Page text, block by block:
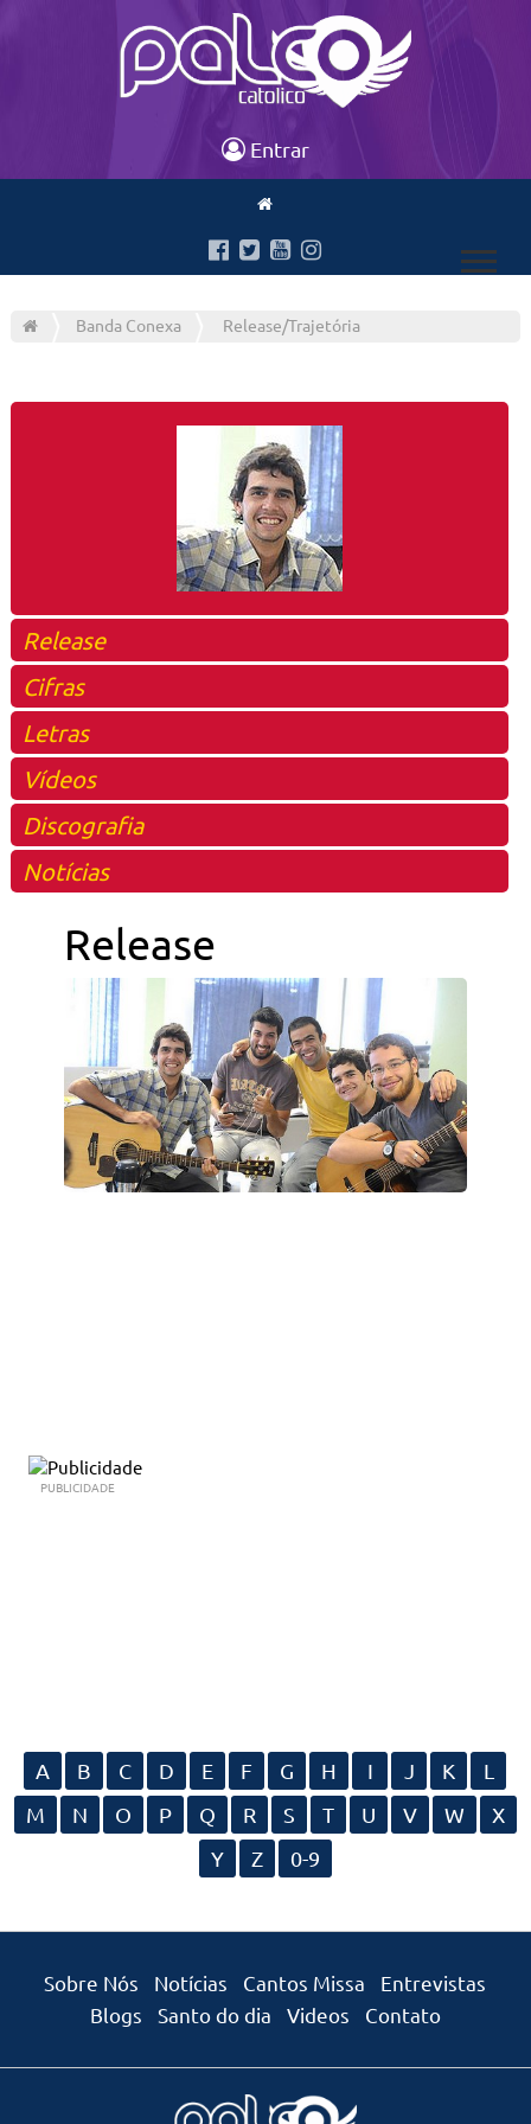
Entrar
Banda Conexa Release/Trajetória
Release
Cifras
Letras
Vídeos
Discografia
Notícias
Release
PUBLICIDADE
A B C D E F G H I J K
L
M
N O P Q R S T U V W
X
Y
Z 0-9
Sobre Nós Notícias Cantos Missa
Entrevistas
Blogs
Santo do dia Videos Contato